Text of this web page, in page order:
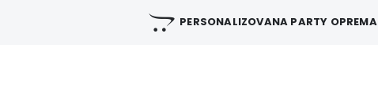
PERSONALIZOVANA PARTY OPREMA